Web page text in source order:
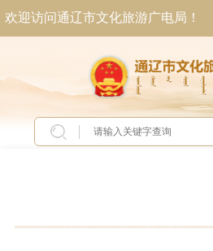
欢迎访问通辽市文化旅游广电局！